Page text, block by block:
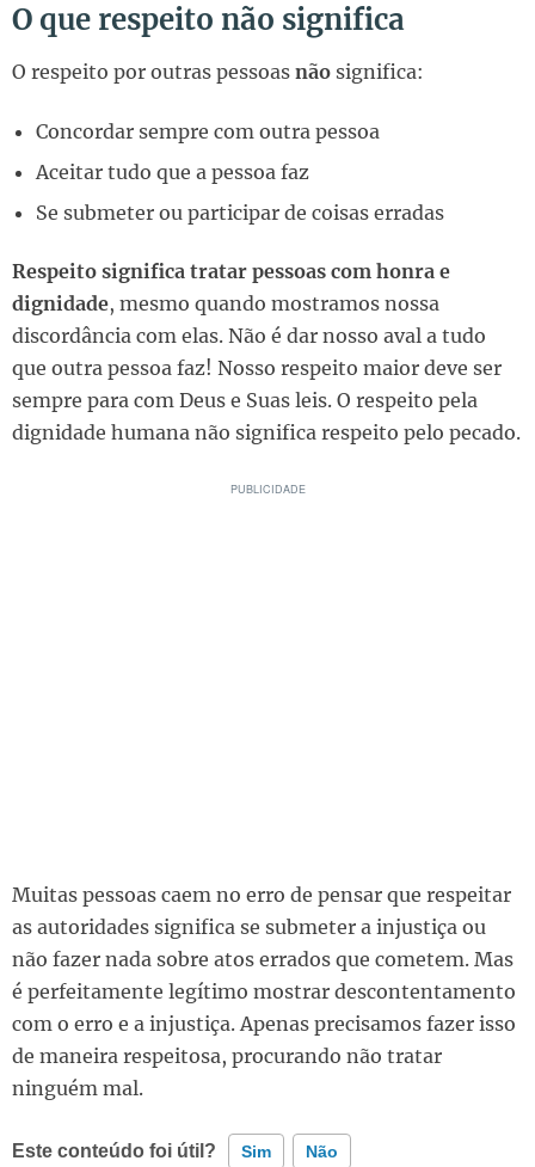
O que respeito não significa
O respeito por outras pessoas não significa:
Concordar sempre com outra pessoa
Aceitar tudo que a pessoa faz
Se submeter ou participar de coisas erradas
Respeito significa tratar pessoas com honra e
dignidade, mesmo quando mostramos nossa
discordância com elas. Não é dar nosso aval a tudo
que outra pessoa faz! Nosso respeito maior deve ser
sempre para com Deus e Suas leis. O respeito pela
dignidade humana não significa respeito pelo pecado.
Muitas pessoas caem no erro de pensar que respeitar
as autoridades significa se submeter a injustiça ou
não fazer nada sobre atos errados que cometem. Mas
é perfeitamente legítimo mostrar descontentamento
com o erro e a injustiça. Apenas precisamos fazer isso
de maneira respeitosa, procurando não tratar
ninguém mal.
Este conteúdo foi útil? Sim Não